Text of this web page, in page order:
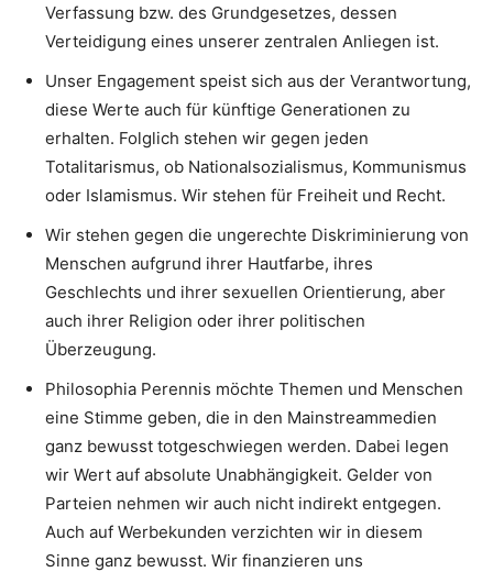
Verfassung bzw. des Grundgesetzes, dessen
Verteidigung eines unserer zentralen Anliegen ist.
Unser Engagement speist sich aus der Verantwortung,
diese Werte auch für künftige Generationen zu
erhalten. Folglich stehen wir gegen jeden
Totalitarismus, ob Nationalsozialismus, Kommunismus
oder Islamismus. Wir stehen für Freiheit und Recht.
Wir stehen gegen die ungerechte Diskriminierung von
Menschen aufgrund ihrer Hautfarbe, ihres
Geschlechts und ihrer sexuellen Orientierung, aber
auch ihrer Religion oder ihrer politischen
Überzeugung.
Philosophia Perennis möchte Themen und Menschen
eine Stimme geben, die in den Mainstreammedien
ganz bewusst totgeschwiegen werden. Dabei legen
wir Wert auf absolute Unabhängigkeit. Gelder von
Parteien nehmen wir auch nicht indirekt entgegen.
Auch auf Werbekunden verzichten wir in diesem
Sinne ganz bewusst. Wir finanzieren uns